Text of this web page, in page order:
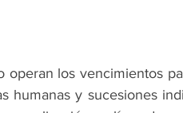
AGIP Programa ATP
los vencimientos
humanas y sucesiones